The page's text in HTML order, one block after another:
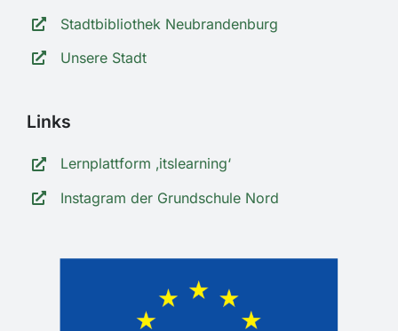
Stadtbibliothek Neubrandenburg
Unsere Stadt
Links
Lernplattform ‚itslearning‘
Instagram der Grundschule Nord